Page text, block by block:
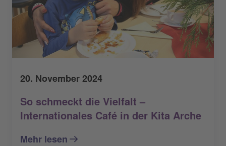
20. November 2024
So schmeckt die Vielfalt –
Internationales Café in der Kita Arche
Mehr lesen